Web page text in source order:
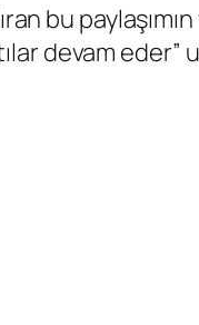
bu
devam eder”